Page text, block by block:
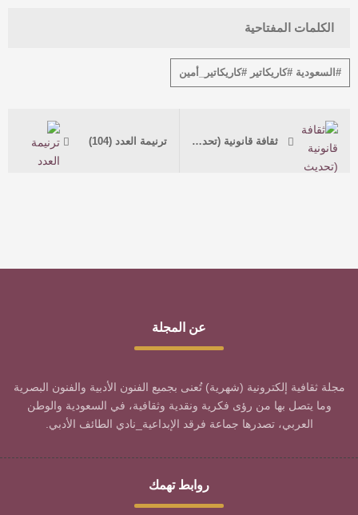
الكلمات المفتاحية
#السعودية #كاريكاتير #كاريكاتير_أمين
ثقافة قانونية (تحديث بيانات المحامي) ترنيمة العدد (104)
عن المجلة
مجلة ثقافية إلكترونية (شهرية) تُعنى بجميع الفنون الأدبية والفنون البصرية
وما يتصل بها من رؤى فكرية ونقدية وثقافية، في السعودية والوطن
العربي، تصدرها جماعة فرقد الإبداعية_نادي الطائف الأدبي.
روابط تهمك